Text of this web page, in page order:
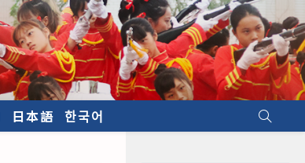
日本語 한국어